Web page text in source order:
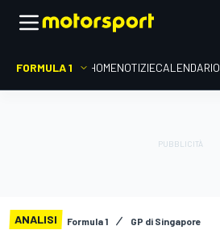
FORMULA 1 HOMENOTIZIECALENDARIO
ANALISI Formula 1 GP di Singapore